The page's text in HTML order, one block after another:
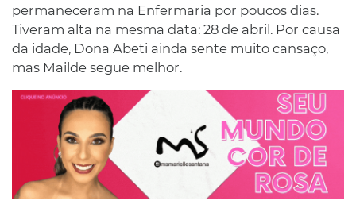
permaneceram na Enfermaria por poucos dias.
Tiveram alta na mesma data: 28 de abril. Por causa
da idade, Dona Abeti ainda sente muito cansaço,
mas Mailde segue melhor.